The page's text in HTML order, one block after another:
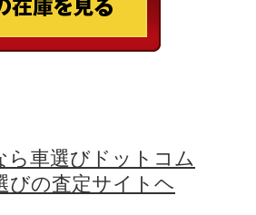
ら車選びドットコム
びの査定サイトヘ